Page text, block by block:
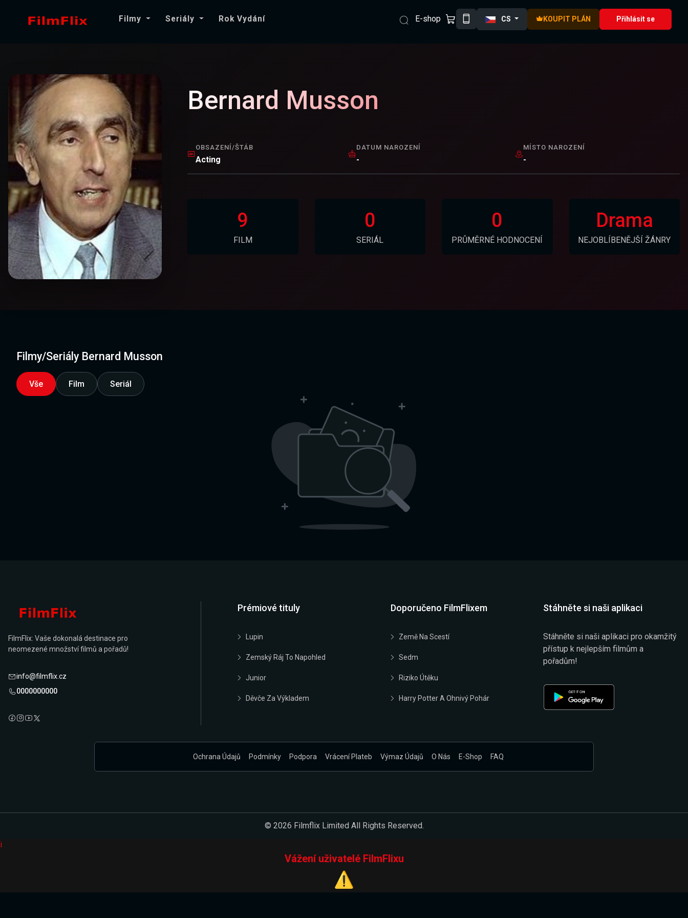
Filmy Seriály Rok Vydání E-shop CS KOUPIT PLÁN Přihlásit se
Bernard Musson
OBSAZENÍ/ŠTÁB
Acting
DATUM NAROZENÍ
-
MÍSTO NAROZENÍ
-
9
FILM
0
SERIÁL
0
PRŮMĚRNÉ HODNOCENÍ
Drama
NEJOBLÍBENĚJŠÍ ŽÁNRY
Filmy/Seriály Bernard Musson
Vše Film Seriál
FilmFlix: Vaše dokonalá destinace pro
neomezené množství filmů a pořadů!
info@filmflix.cz
0000000000
Prémiové tituly
Lupin
Zemský Ráj To Napohled
Junior
Děvče Za Výkladem
Doporučeno FilmFlixem
Země Na Scestí
Sedm
Riziko Útěku
Harry Potter A Ohnivý Pohár
Stáhněte si naši aplikaci
Stáhněte si naši aplikaci pro okamžitý
přístup k nejlepším filmům a
pořadům!
Ochrana Údajů Podmínky Podpora Vrácení Plateb Výmaz Údajů O Nás E-Shop FAQ
© 2026 Filmflix Limited All Rights Reserved.
i
Vážení uživatelé FilmFlixu
⚠️